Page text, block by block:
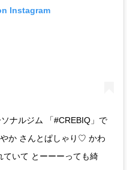
Instagram
ナルジム 「#CREBIQ」で
か さんとぱしゃり♡ かわ
いて とーーーっても綺